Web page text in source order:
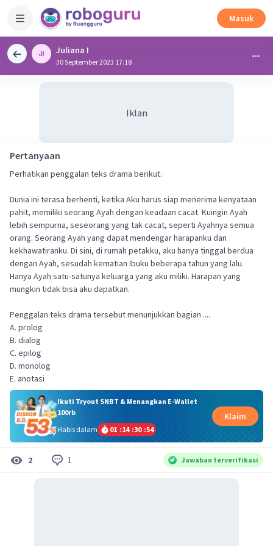
Masuk
Juliana I
30 September 2023 17:18
Iklan
Pertanyaan
Perhatikan penggalan teks drama berikut.
Dunia ini terasa berhenti, ketika Aku harus siap menerima kenyataan
pahit, memiliki seorang Ayah dengan keadaan cacat. Kuingin Ayah
lebih sempurna, seseorang yang tak cacat, seperti Ayahnya semua
orang. Seorang Ayah yang dapat mendengar harapanku dan
kekhawatiranku. Di sini, di rumah petakku, aku hanya tinggal berdua
dengan Ayah, sesudah kematian Ibuku beberapa tahun yang lalu.
Hanya Ayah satu-satunya keluarga yang aku miliki. Harapan yang
mungkin tidak bisa aku dapatkan.
Penggalan teks drama tersebut menunjukkan bagian ....
A. prolog
B. dialog
C. epilog
D. monolog
E. anotasi
Ikuti Tryout SNBT & Menangkan E-Wallet
100rb
Habis dalam
01 :14 :30 :54
Klaim
2 1 Jawaban terverifikasi